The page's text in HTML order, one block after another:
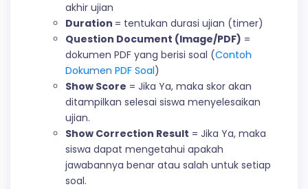
akhir ujian
Duration = tentukan durasi ujian (timer)
Question Document (Image/PDF) =
dokumen PDF yang berisi soal (Contoh
Dokumen PDF Soal)
Show Score = Jika Ya, maka skor akan
ditampilkan selesai siswa menyelesaikan
ujian.
Show Correction Result = Jika Ya, maka
siswa dapat mengetahui apakah
jawabannya benar atau salah untuk setiap
soal.